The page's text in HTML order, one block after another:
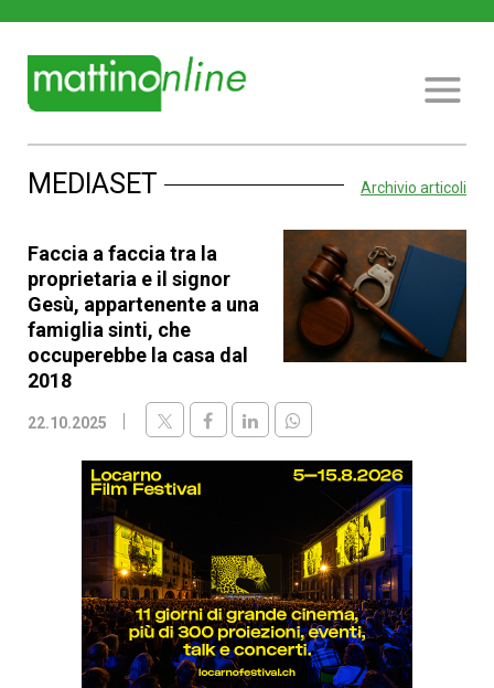
MEDIASET Archivio articoli
Faccia a faccia tra la
proprietaria e il signor
Gesù, appartenente a una
famiglia sinti, che
occuperebbe la casa dal
2018
22.10.2025